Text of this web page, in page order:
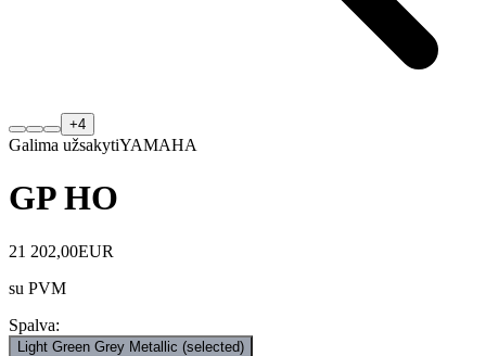
+4
Galima užsakytiYAMAHA
GP HO
21 202,00EUR
su PVM
Spalva:
Light Green Grey Metallic (selected)